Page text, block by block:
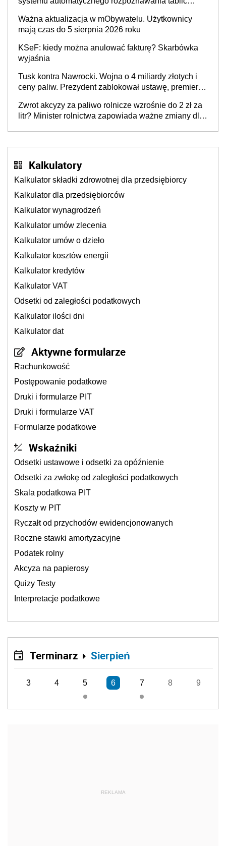
Ważna aktualizacja w mObywatelu. Użytkownicy
mają czas do 5 sierpnia 2026 roku
KSeF: kiedy można anulować fakturę? Skarbówka
wyjaśnia
Tusk kontra Nawrocki. Wojna o 4 miliardy złotych i
ceny paliw. Prezydent zablokował ustawę, premier
kierowców”
Zwrot akcyzy za paliwo rolnicze wzrośnie do 2 zł za
litr? Minister rolnictwa zapowiada ważne zmiany dla
Kalkulatory
Kalkulator składki zdrowotnej dla przedsiębiorcy
Kalkulator dla przedsiębiorców
Kalkulator wynagrodzeń
Kalkulator umów zlecenia
Kalkulator umów o dzieło
Kalkulator kosztów energii
Kalkulator kredytów
Kalkulator VAT
Odsetki od zaległości podatkowych
Kalkulator ilości dni
Kalkulator dat
Aktywne formularze
Rachunkowość
Postępowanie podatkowe
Druki i formularze PIT
Druki i formularze VAT
Formularze podatkowe
Wskaźniki
Odsetki ustawowe i odsetki za opóźnienie
Odsetki za zwłokę od zaległości podatkowych
Skala podatkowa PIT
Koszty w PIT
Ryczałt od przychodów ewidencjonowanych
Roczne stawki amortyzacyjne
Podatek rolny
Akcyza na papierosy
Quizy Testy
Interpretacje podatkowe
Terminarz Sierpień
3 4 5 6 7 8 9
REKLAMA